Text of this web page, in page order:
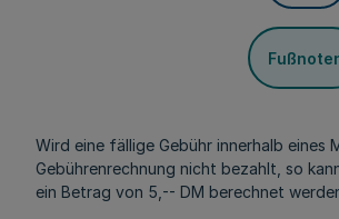
Wird eine fällige Gebühr innerhalb eines
Gebührenrechnung nicht bezahlt, so
ein Betrag von 5,-- DM berechnet